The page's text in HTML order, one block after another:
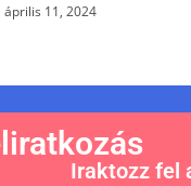
április 11, 2024
Iraktozz fel